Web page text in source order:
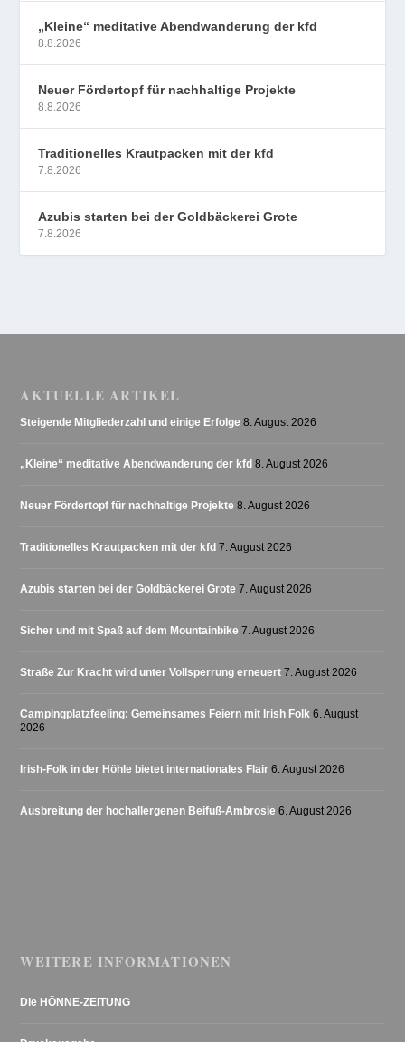
„Kleine“ meditative Abendwanderung der kfd
8.8.2026
Neuer Fördertopf für nachhaltige Projekte
8.8.2026
Traditionelles Krautpacken mit der kfd
7.8.2026
Azubis starten bei der Goldbäckerei Grote
7.8.2026
AKTUELLE ARTIKEL
Steigende Mitgliederzahl und einige Erfolge 8. August 2026
„Kleine“ meditative Abendwanderung der kfd 8. August 2026
Neuer Fördertopf für nachhaltige Projekte 8. August 2026
Traditionelles Krautpacken mit der kfd 7. August 2026
Azubis starten bei der Goldbäckerei Grote 7. August 2026
Sicher und mit Spaß auf dem Mountainbike 7. August 2026
Straße Zur Kracht wird unter Vollsperrung erneuert 7. August 2026
Campingplatzfeeling: Gemeinsames Feiern mit Irish Folk 6. August
2026
Irish-Folk in der Höhle bietet internationales Flair 6. August 2026
Ausbreitung der hochallergenen Beifuß-Ambrosie 6. August 2026
WEITERE INFORMATIONEN
Die HÖNNE-ZEITUNG